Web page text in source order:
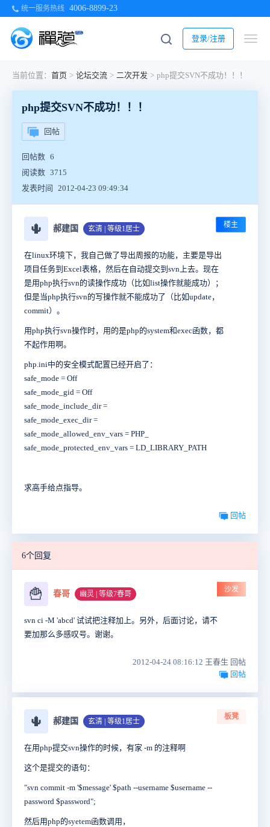
统一服务热线 4006-8899-23
登录/注册
当前位置： 首页 > 论坛交流 > 二次开发 > php提交SVN不成功！！！
php提交SVN不成功！！！
回帖
回帖数 6
阅读数 3715
发表时间
2012-04-23 09:49:34
🌵 郝建国 玄清 | 等级1居士 楼主
在linux环境下，我自己做了导出周报的功能，主要是导出
项目任务到Excel表格，然后在自动提交到svn上去。现在
是用php执行svn的读操作成功（比如list操作就能成功）；
但是当php执行svn的写操作就不能成功了（比如update，
commit）。
用php执行svn操作时，用的是php的system和exec函数，都
不起作用啊。
php.ini中的安全模式配置已经开启了：
safe_mode = Off
safe_mode_gid = Off
safe_mode_include_dir =
safe_mode_exec_dir =
safe_mode_allowed_env_vars = PHP_
safe_mode_protected_env_vars = LD_LIBRARY_PATH
求高手给点指导。
回帖
6个回复
🍟 春哥 幽灵 | 等级7春哥
沙发
svn ci -M 'abcd' 试试把注释加上。另外，后面讨论，请不
要加那么多感叹号。谢谢。
2012-04-24 08:16:12 王春生 回帖
回帖
🌵 郝建国 玄清 | 等级1居士
板凳
在用php提交svn操作的时候，有家 -m 的注释啊
这个是提交的语句：
"svn commit -m '$message' $path --username $username --
password $password";
然后用php的syetem函数调用，